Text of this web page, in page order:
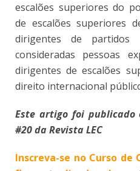
escalões superiores do
de escalões superiores
dirigentes de partidos
consideradas pessoas
dirigentes de escalões
direito internacional
Este artigo foi publicado
#20 da Revista LEC
Inscreva-se no Curso de